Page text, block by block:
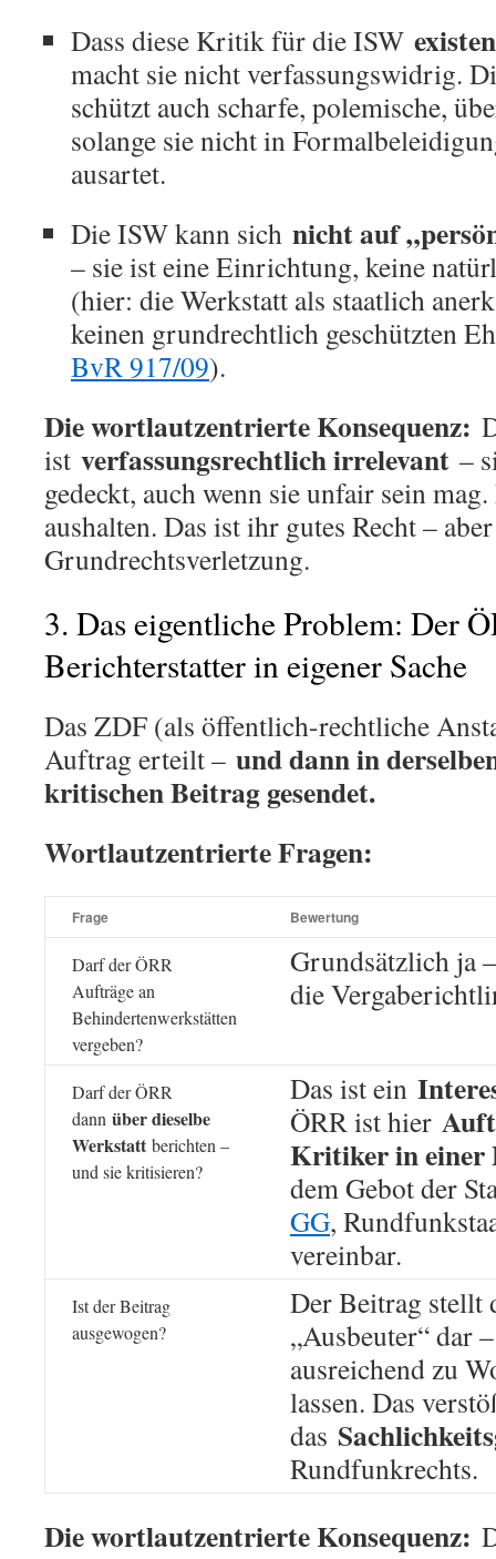
Dass diese Kritik für die ISW
macht sie nicht verfassungswidrig.
schützt auch scharfe, polemische,
solange sie nicht in
ausartet.
Die ISW kann sich nicht auf
– sie ist eine Einrichtung, keine
(hier: die Werkstatt als staatlich
keinen grundrechtlich geschützten
BvR 917/09).
Die wortlautzentrierte Konsequenz:
ist verfassungsrechtlich irrelevant –
gedeckt, auch wenn sie unfair sein
aushalten. Das ist ihr gutes Recht –
Grundrechtsverletzung.
3. Das eigentliche Problem: Der
Berichterstatter in eigener Sache
Das ZDF (als öffentlich-rechtliche
Auftrag erteilt – und dann in
kritischen Beitrag gesendet.
Wortlautzentrierte Fragen:
Frage Bewertung
Darf der ÖRR
Aufträge an
Behindertenwerkstätten
vergeben?
Grundsätzlich ja
die
Darf der ÖRR
dann über dieselbe
Werkstatt berichten –
und sie kritisieren?
Das ist ein
ÖRR ist hier
Kritiker in einer
dem Gebot der
GG,
vereinbar.
Ist der Beitrag
ausgewogen?
Der Beitrag stellt
„Ausbeuter“ dar
ausreichend zu
lassen. Das
das
Rundfunkrechts.
Die wortlautzentrierte Konsequenz: